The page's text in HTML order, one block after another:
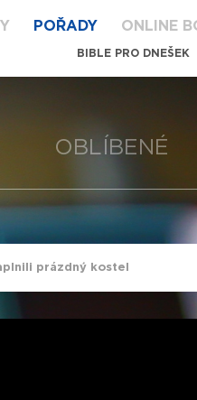
POŘADY ONLINE
BIBLE PRO DNEŠEK
OBLÍBENÉ
prázdný kostel